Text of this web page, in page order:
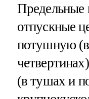
Предельные
отпускные
потушную
(в тушах и